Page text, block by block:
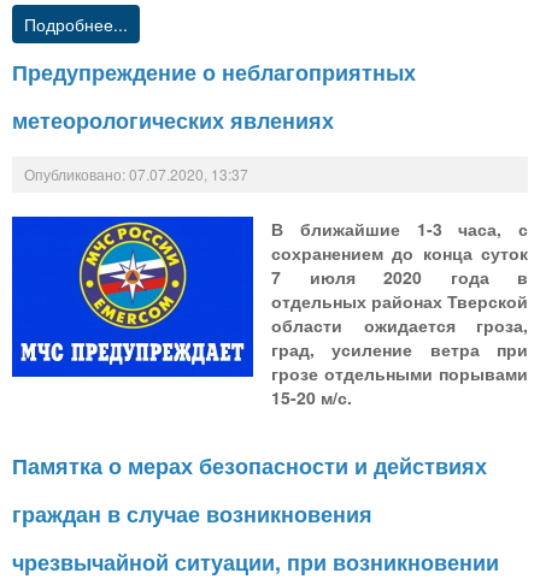
Подробнее...
Предупреждение о неблагоприятных
метеорологических явлениях
Опубликовано: 07.07.2020, 13:37
В ближайшие 1-3 часа, с
сохранением до конца суток
7 июля 2020 года в
отдельных районах Тверской
области ожидается гроза,
град, усиление ветра при
грозе отдельными порывами
15-20 м/с.
Памятка о мерах безопасности и действиях
граждан в случае возникновения
чрезвычайной ситуации, при возникновении